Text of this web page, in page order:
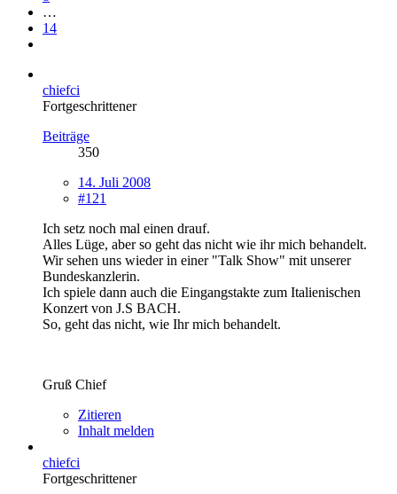
…
14
chiefci
Fortgeschrittener
Beiträge
350
14. Juli 2008
#121
Ich setz noch mal einen drauf.
Alles Lüge, aber so geht das nicht wie ihr mich behandelt.
Wir sehen uns wieder in einer "Talk Show" mit unserer
Bundeskanzlerin.
Ich spiele dann auch die Eingangstakte zum Italienischen
Konzert von J.S BACH.
So, geht das nicht, wie Ihr mich behandelt.
Gruß Chief
Zitieren
Inhalt melden
chiefci
Fortgeschrittener